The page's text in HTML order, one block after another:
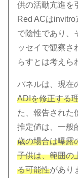
供の活動亢進を
Red ACは
で陰性であり、
ッセイで観察さ
らすとは考えら
パネルは、現在
ADIを修正する
た、報告された
推定値は、一般
歳の場合は曝露
子供は、範囲の
る可能性があり